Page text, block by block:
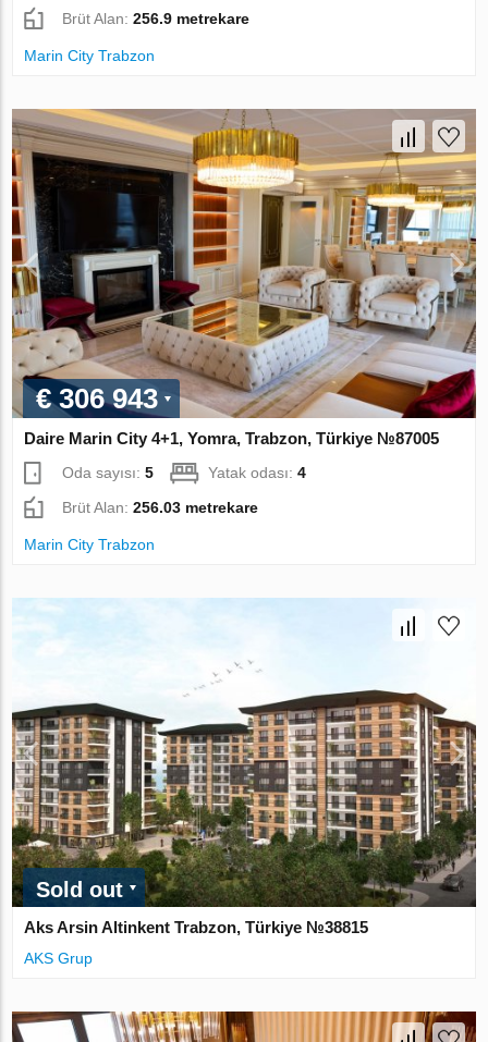
Brüt Alan:256.9 metrekare
Marin City Trabzon
€ 306 943
Daire Marin City 4+1, Yomra, Trabzon, Türkiye №87005
Oda sayısı:5 Yatak odası:4
Brüt Alan:256.03 metrekare
Marin City Trabzon
Sold out
Aks Arsin Altinkent Trabzon, Türkiye №38815
AKS Grup